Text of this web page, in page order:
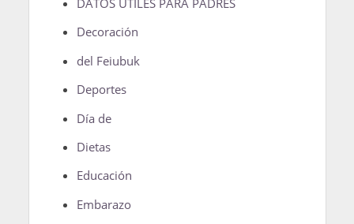
Decoración
del Feiubuk
Deportes
Día de
Dietas
Educación
Embarazo